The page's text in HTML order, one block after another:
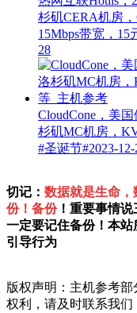
杉矶CERA机房
15Mbps带宽，15
28
CloudCone，美
杉矶MC机房，
#圣诞节#2023-12-
切记： 数据就是生命
份！备份！重要事情说
一定要记住备份！本
引导行为
版权声明：主机参考
权利，请及时联系我